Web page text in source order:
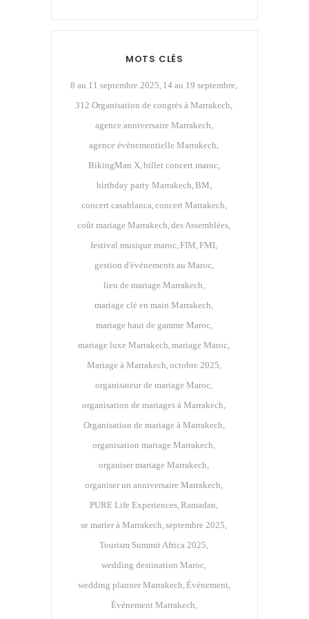
MOTS CLÉS
8 au 11 septembre 2025 14 au 19 septembre
312 Organisation de congrès à Marrakech
agence anniversaire Marrakech
agence événementielle Marrakech
BikingMan X billet concert maroc
birthday party Marrakech BM
concert casablanca concert Marrakech
coût mariage Marrakech des Assemblées
festival musique maroc FIM FMI
gestion d'événements au Maroc
lieu de mariage Marrakech
mariage clé en main Marrakech
mariage haut de gamme Maroc
mariage luxe Marrakech mariage Maroc
Mariage à Marrakech octobre 2025
organisateur de mariage Maroc
organisation de mariages à Marrakech
Organisation de mariage à Marrakech
organisation mariage Marrakech
organiser mariage Marrakech
organiser un anniversaire Marrakech
PURE Life Experiences Ramadan
se marier à Marrakech septembre 2025
Tourism Summit Africa 2025
wedding destination Maroc
wedding planner Marrakech Événement
Événement Marrakech